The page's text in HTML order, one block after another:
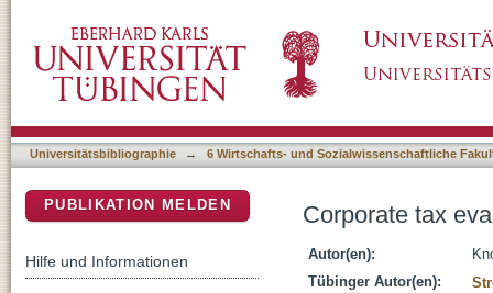
Universitätsbibliographie → 6 Wirtschafts- und Sozialwissenschaftliche
Corporate tax
Autor(en):
Tübinger Autor(en):
PUBLIKATION MELDEN
Hilfe und Informationen